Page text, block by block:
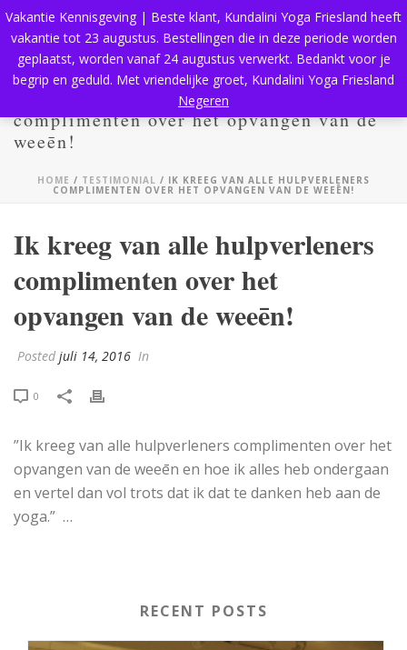
Ik kreeg van alle hulpverleners
complimenten over het opvangen van de
weeēn!
HOME / TESTIMONIAL / IK KREEG VAN ALLE HULPVERLENERS
COMPLIMENTEN OVER HET OPVANGEN VAN DE WEEĒN!
Ik kreeg van alle hulpverleners
complimenten over het
opvangen van de weeēn!
Posted juli 14, 2016 In
0
”Ik kreeg van alle hulpverleners complimenten over het
opvangen van de weeēn en hoe ik alles heb ondergaan
en vertel dan vol trots dat ik dat te danken heb aan de
yoga.” …
RECENT POSTS
Vakantie Kennisgeving | Beste klant, Kundalini Yoga Friesland heeft
vakantie tot 23 augustus. Bestellingen die in deze periode worden
geplaatst, worden vanaf 24 augustus verwerkt. Bedankt voor je
begrip en geduld. Met vriendelijke groet, Kundalini Yoga Friesland
Negeren